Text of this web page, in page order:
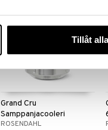
Tillåt
Grand Cru
Samppanjacooleri
ROSENDAHL